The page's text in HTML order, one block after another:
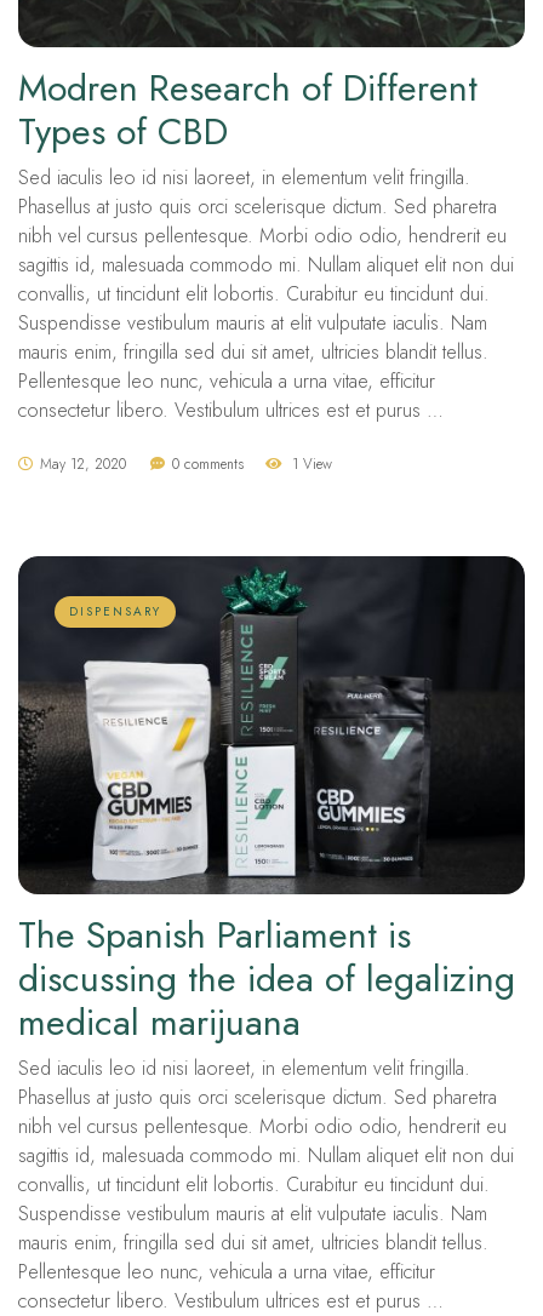
Modren Research of Different
Types of CBD
Sed iaculis leo id nisi laoreet, in elementum velit fringilla.
Phasellus at justo quis orci scelerisque dictum. Sed pharetra
nibh vel cursus pellentesque. Morbi odio odio, hendrerit eu
sagittis id, malesuada commodo mi. Nullam aliquet elit non dui
convallis, ut tincidunt elit lobortis. Curabitur eu tincidunt dui.
Suspendisse vestibulum mauris at elit vulputate iaculis. Nam
mauris enim, fringilla sed dui sit amet, ultricies blandit tellus.
Pellentesque leo nunc, vehicula a urna vitae, efficitur
consectetur libero. Vestibulum ultrices est et purus …
May 12, 2020 0 comments 1 View
DISPENSARY
The Spanish Parliament is
discussing the idea of ​​legalizing
medical marijuana
Sed iaculis leo id nisi laoreet, in elementum velit fringilla.
Phasellus at justo quis orci scelerisque dictum. Sed pharetra
nibh vel cursus pellentesque. Morbi odio odio, hendrerit eu
sagittis id, malesuada commodo mi. Nullam aliquet elit non dui
convallis, ut tincidunt elit lobortis. Curabitur eu tincidunt dui.
Suspendisse vestibulum mauris at elit vulputate iaculis. Nam
mauris enim, fringilla sed dui sit amet, ultricies blandit tellus.
Pellentesque leo nunc, vehicula a urna vitae, efficitur
consectetur libero. Vestibulum ultrices est et purus …